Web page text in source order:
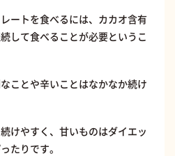
ートを食べるには、カカオ含有
して食べることが必要というこ
ことや辛いことはなかなか続け
けやすく、甘いものはダイエッ
たりです。